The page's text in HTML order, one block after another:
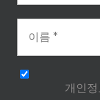
개인